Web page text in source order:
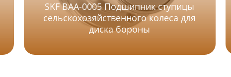
SKF BAA-0005 Подшипник ступицы
сельскохозяйственного колеса для
диска бороны